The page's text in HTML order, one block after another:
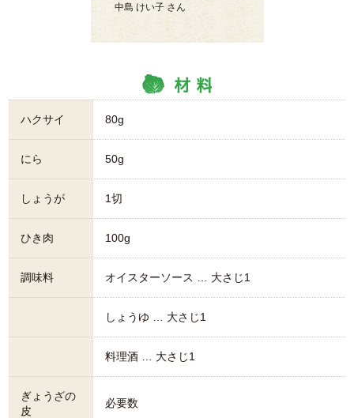
中島 けい子 さん
ハクサイ 80g
にら 50g
しょうが 1切
ひき肉 100g
調味料 オイスターソース … 大さじ1
しょうゆ … 大さじ1
料理酒 … 大さじ1
ぎょうざの
皮
必要数